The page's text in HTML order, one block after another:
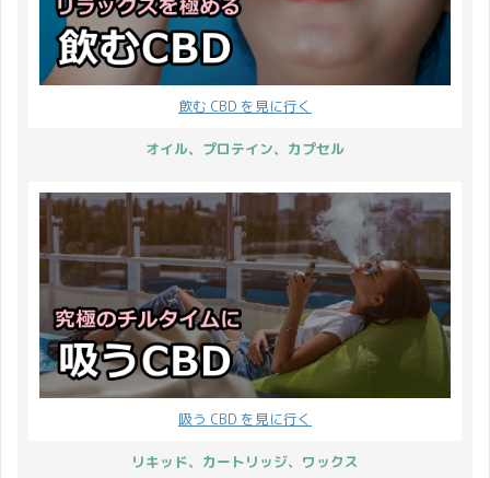
（PMS）は、生理前や生
理中に ...
にしてくださいね！ 気温
の変動が激しいと心身の
バランスが崩れやすいな
ぁと感じます。 そんな時
は CBD 製品をいつもよ
り多く摂取して、リラッ
作るようにするのはいか
がでしょうか？ 梅雨前な
のに暑さにやられちゃう
そんな時期に CBD ...
用できるバーム！ どのよ
うな用途にも対応できる
ので万人向きのバームと
いえます。 それでは、
についてレビューしてい
きましょう。 まずは、実
際に使ってみた感想から
ご紹介です↓ Shea Bra ...
飲む CBD を見に行く
オイル、プロテイン、カプセル
吸う CBD を見に行く
リキッド、カートリッジ、ワックス